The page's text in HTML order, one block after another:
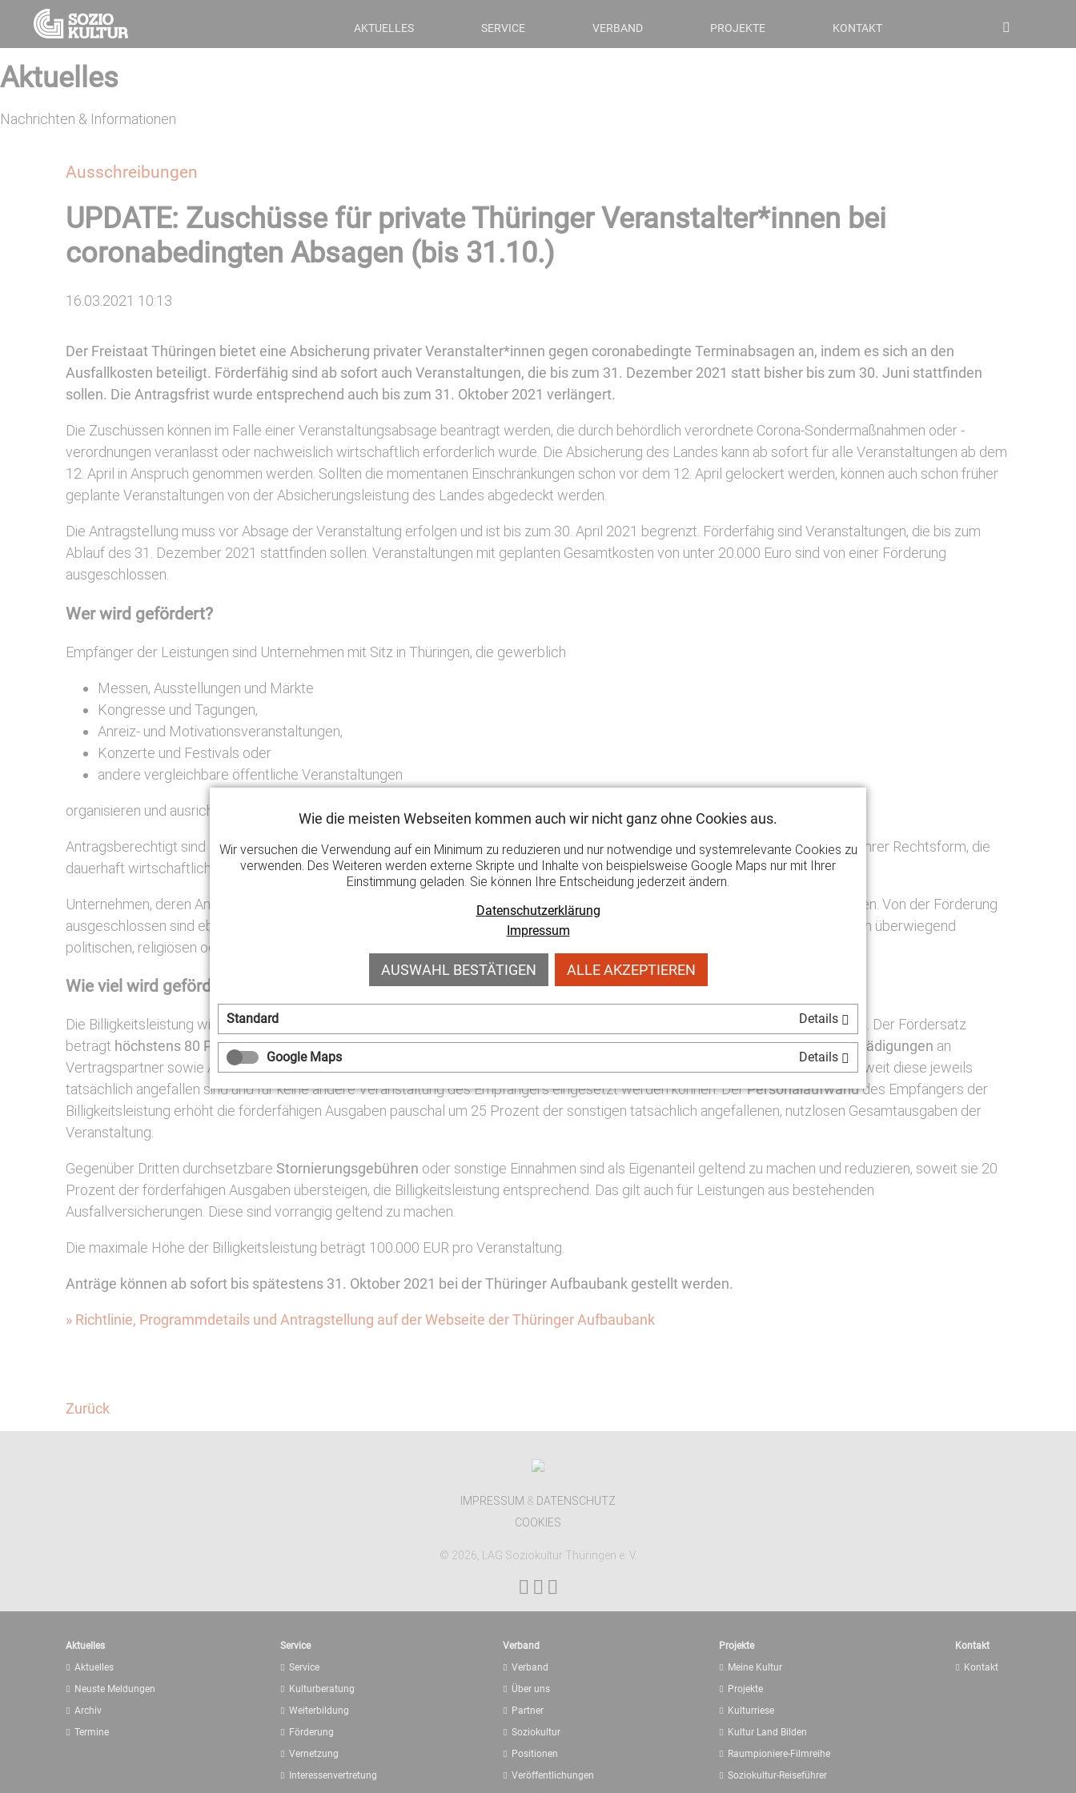
AKTUELLES SERVICE VERBAND PROJEKTE KONTAKT
Aktuelles
Nachrichten & Informationen
Ausschreibungen
UPDATE: Zuschüsse für private Thüringer Veranstalter*innen bei
coronabedingten Absagen (bis 31.10.)
16.03.2021 10:13
Der Freistaat Thüringen bietet eine Absicherung privater Veranstalter*innen gegen coronabedingte Terminabsagen an, indem es sich an den
Ausfallkosten beteiligt. Förderfähig sind ab sofort auch Veranstaltungen, die bis zum 31. Dezember 2021 statt bisher bis zum 30. Juni stattfinden
sollen. Die Antragsfrist wurde entsprechend auch bis zum 31. Oktober 2021 verlängert.
Die Zuschüssen können im Falle einer Veranstaltungsabsage beantragt werden, die durch behördlich verordnete Corona-Sondermaßnahmen oder -
verordnungen veranlasst oder nachweislich wirtschaftlich erforderlich wurde. Die Absicherung des Landes kann ab sofort für alle Veranstaltungen ab dem
12. April in Anspruch genommen werden. Sollten die momentanen Einschränkungen schon vor dem 12. April gelockert werden, können auch schon früher
geplante Veranstaltungen von der Absicherungsleistung des Landes abgedeckt werden.
Die Antragstellung muss vor Absage der Veranstaltung erfolgen und ist bis zum 30. April 2021 begrenzt. Förderfähig sind Veranstaltungen, die bis zum
Ablauf des 31. Dezember 2021 stattfinden sollen. Veranstaltungen mit geplanten Gesamtkosten von unter 20.000 Euro sind von einer Förderung
ausgeschlossen.
Wer wird gefördert?
Empfänger der Leistungen sind Unternehmen mit Sitz in Thüringen, die gewerblich
Messen, Ausstellungen und Märkte
Kongresse und Tagungen,
Anreiz- und Motivationsveranstaltungen,
Konzerte und Festivals oder
andere vergleichbare öffentliche Veranstaltungen
organisieren und ausrichten.
Antragsberechtigt sind auch von der Corona-Krise betroffenegemeinnützige Unternehmen und Organisationen, unabhängig von ihrer Rechtsform, die
dauerhaft wirtschaftlich am Markt tätig sind.
Unternehmen, deren Anteile sich vollständig oder mehrheitlich in öffentlicher Hand befinden, sind von der Förderung ausgeschlossen. Von der Förderung
ausgeschlossen sind ebenfalls Leistungen für Ausgaben von Veranstaltungen des Profisports, sowie von Veranstaltungen, die einen überwiegend
politischen, religiösen oder weltanschaulichen Zweck verfolgen.
Wie viel wird gefördert?
Die Billigkeitsleistung wird als nicht rückzahlbarer Zuschuss einmalig für jede ganz oder teilweise abgesagte Veranstaltung gewährt. Der Fördersatz
beträgt höchstens 80 Prozent der förderfähigen Ausgaben. Zu den förderfähigen Ausgaben gehören insbesondereAusfallentschädigungen an
Vertragspartner sowie Ausgaben fürVeranstaltungstechnik Öffentlichkeitsarbeit, soweit diese jeweils
tatsächlich angefallen sind und für keine andere Veranstaltung des Empfängers eingesetzt werden können. DerPersonalaufwanddes Empfängers der
Billigkeitsleistung erhöht die förderfähigen Ausgaben pauschal um 25 Prozent der sonstigen tatsächlich angefallenen, nutzlosen Gesamtausgaben der
Veranstaltung.
Gegenüber Dritten durchsetzbare Stornierungsgebühren oder sonstige Einnahmen sind als Eigenanteil geltend zu machen und reduzieren, soweit sie 20
Prozent der förderfähigen Ausgaben übersteigen, die Billigkeitsleistung entsprechend. Das gilt auch für Leistungen aus bestehenden
Ausfallversicherungen. Diese sind vorrangig geltend zu machen.
Die maximale Höhe der Billigkeitsleistung beträgt 100.000 EUR pro Veranstaltung.
Anträge können ab sofort bis spätestens 31. Oktober 2021 bei der Thüringer Aufbaubank gestellt werden.
» Richtlinie, Programmdetails und Antragstellung auf der Webseite der Thüringer Aufbaubank
Zurück
IMPRESSUM & DATENSCHUTZ
COOKIES
© 2026, LAG Soziokultur Thüringen e. V.
Aktuelles
Aktuelles
Neuste Meldungen
Archiv
Termine
Service
Service
Kulturberatung
Weiterbildung
Förderung
Vernetzung
Interessenvertretung
Verband
Verband
Über uns
Partner
Soziokultur
Positionen
Veröffentlichungen
Projekte
Meine Kultur
Projekte
Kulturriese
Kultur Land Bilden
Raumpioniere-Filmreihe
Soziokultur-Reiseführer
Kontakt
Kontakt
Wie die meisten Webseiten kommen auch wir nicht ganz ohne Cookies aus.
Wir versuchen die Verwendung auf ein Minimum zu reduzieren und nur notwendige und systemrelevante Cookies zu
verwenden. Des Weiteren werden externe Skripte und Inhalte von beispielsweise Google Maps nur mit Ihrer
Einstimmung geladen. Sie können Ihre Entscheidung jederzeit ändern.
Datenschutzerklärung
Impressum
AUSWAHL BESTÄTIGEN ALLE AKZEPTIEREN
Standard Details
Google Maps Details